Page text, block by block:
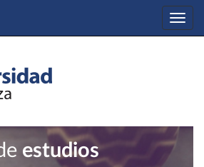
estudios